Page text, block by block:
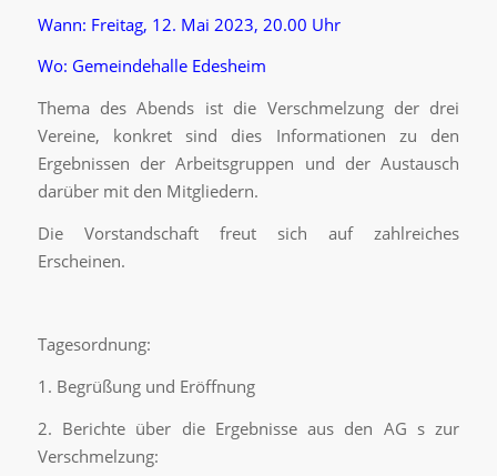
Wann: Freitag, 12. Mai 2023, 20.00 Uhr
Wo: GemeindehalleEdesheim
Thema des Abends ist die Verschmelzung der drei
Vereine, konkret sind dies Informationen zu den
Ergebnissen der Arbeitsgruppen und der Austausch
darüber mit den Mitgliedern.
Die Vorstandschaft freut sich auf zahlreiches
Erscheinen.
Tagesordnung:
1. Begrüßung und Eröffnung
2. Berichte über die Ergebnisse aus den AG s zur
Verschmelzung: